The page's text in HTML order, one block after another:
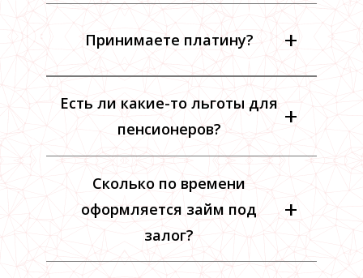
Принимаете платину? +
Есть ли какие-то льготы для
пенсионеров?
+
Сколько по времени
оформляется займ под
залог?
+